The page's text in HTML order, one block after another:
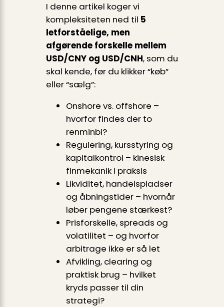
I denne artikel koger vi
kompleksiteten ned til 5
letforståelige, men
afgørende forskelle mellem
USD/CNY og USD/CNH, som du
skal kende, før du klikker “køb”
eller “sælg”:
Onshore vs. offshore –
hvorfor findes der to
renminbi?
Regulering, kursstyring og
kapitalkontrol – kinesisk
finmekanik i praksis
Likviditet, handelspladser
og åbningstider – hvornår
løber pengene stærkest?
Prisforskelle, spreads og
volatilitet – og hvorfor
arbitrage ikke er så let
Afvikling, clearing og
praktisk brug – hvilket
kryds passer til din
strategi?